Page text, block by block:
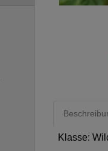
Klasse: